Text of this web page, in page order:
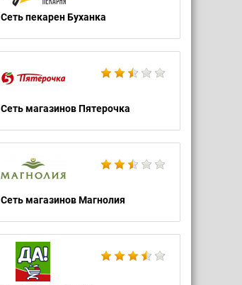
Сеть пекарен Буханка
Сеть магазинов Пятерочка
Сеть магазинов Магнолия